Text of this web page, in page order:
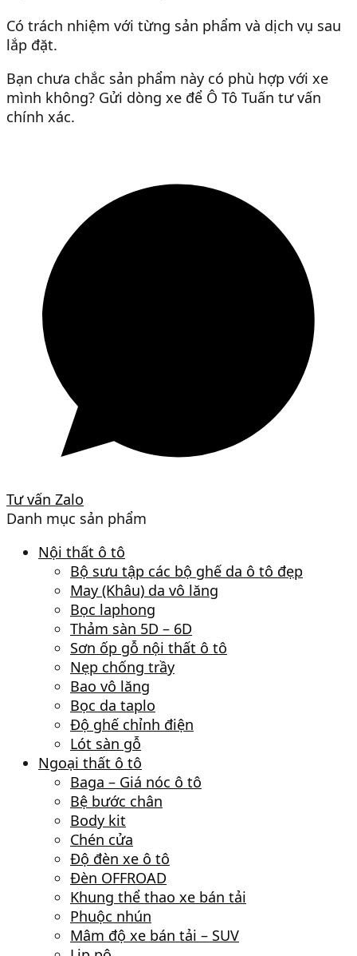
Có trách nhiệm với từng sản phẩm và dịch vụ sau
lắp đặt.
Bạn chưa chắc sản phẩm này có phù hợp với xe
mình không? Gửi dòng xe để Ô Tô Tuấn tư vấn
chính xác.
Tư vấn Zalo
Danh mục sản phẩm
Nội thất ô tô
Bộ sưu tập các bộ ghế da ô tô đẹp
May (Khâu) da vô lăng
Bọc laphong
Thảm sàn 5D – 6D
Sơn ốp gỗ nội thất ô tô
Nẹp chống trầy
Bao vô lăng
Bọc da taplo
Độ ghế chỉnh điện
Lót sàn gỗ
Ngoại thất ô tô
Baga – Giá nóc ô tô
Bệ bước chân
Body kit
Chén cửa
Độ đèn xe ô tô
Đèn OFFROAD
Khung thể thao xe bán tải
Phuộc nhún
Mâm độ xe bán tải – SUV